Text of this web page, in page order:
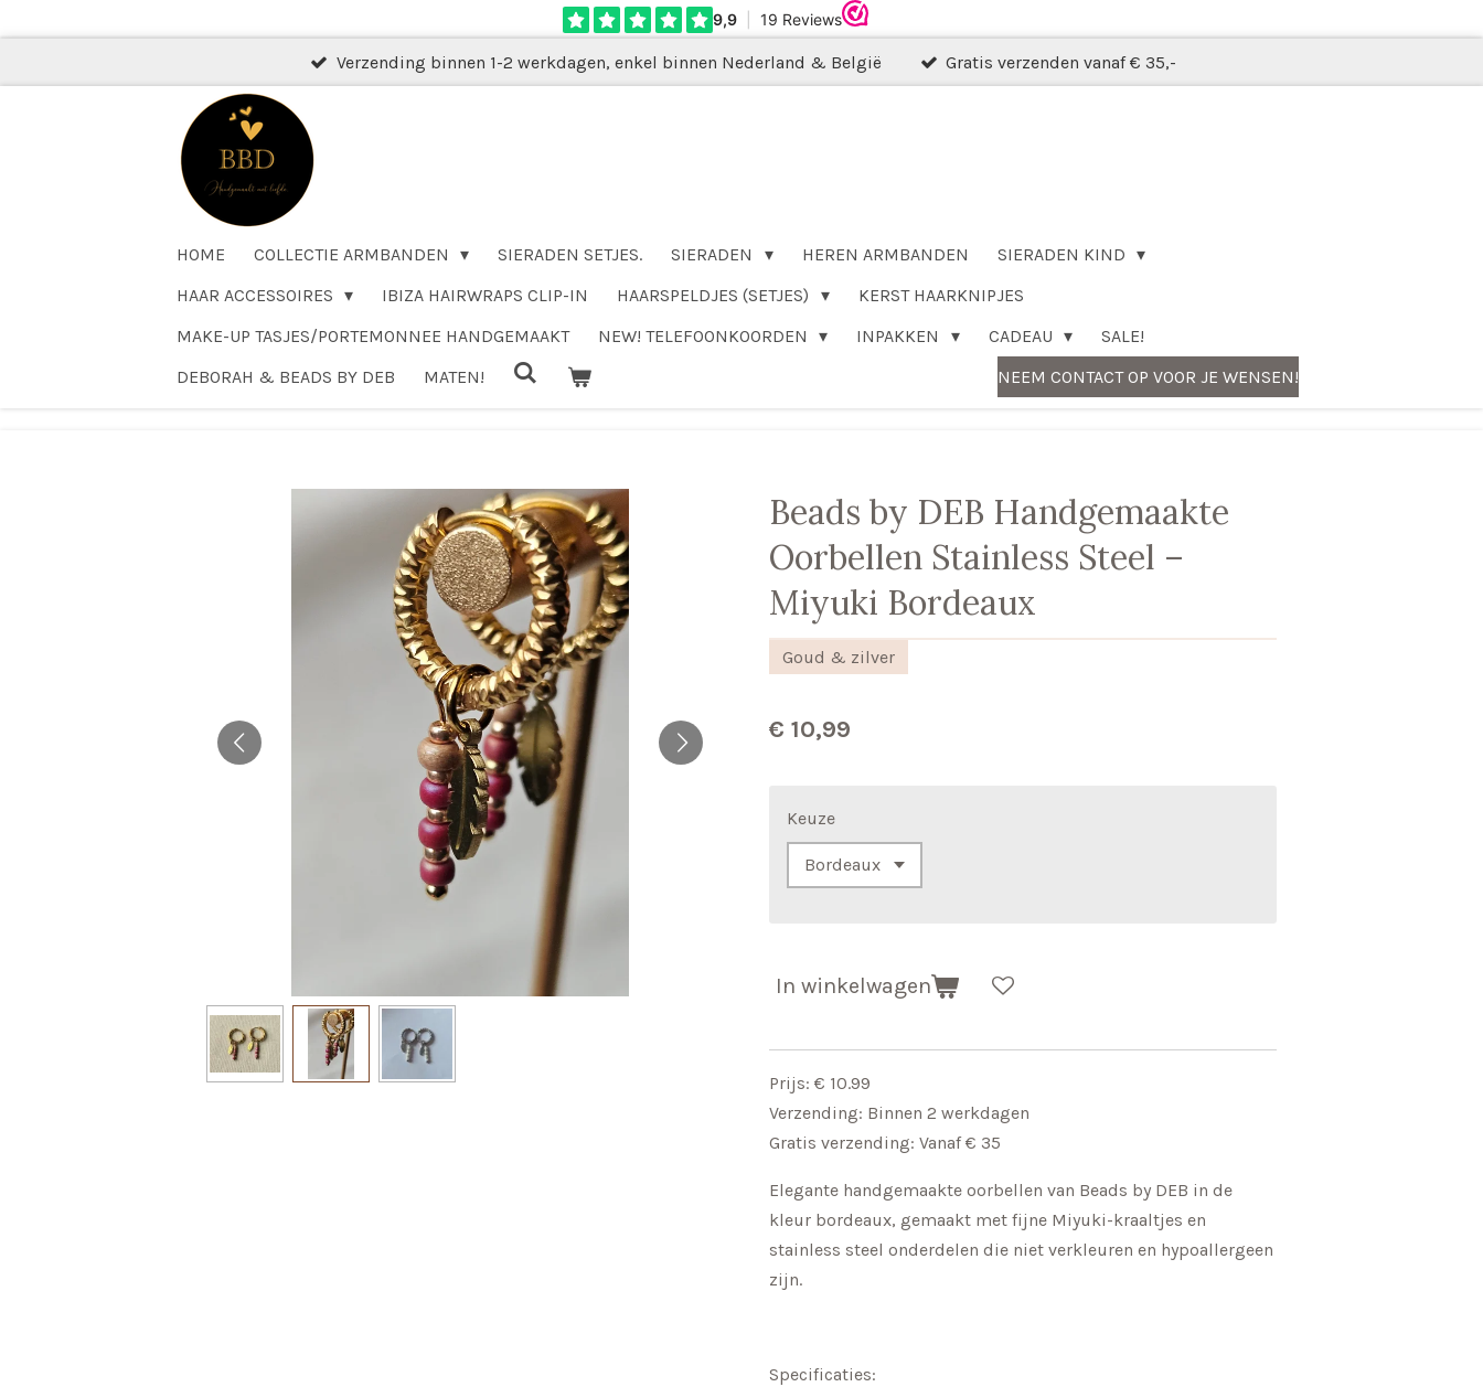
naar
Verzending binnen 1-2 werkdagen, enkel binnen Nederland & België Gratis verzenden vanaf € 35,-
HOME COLLECTIE ARMBANDEN SIERADEN SETJES. SIERADEN HEREN ARMBANDEN
SIERADEN KIND
HAAR ACCESSOIRES
IBIZA HAIRWRAPS CLIP-IN HAARSPELDJES (SETJES)
KERST HAARKNIPJES
MAKE-UP TASJES/PORTEMONNEE HANDGEMAAKT
NEW! TELEFOONKOORDEN INPAKKEN CADEAU
SALE!
DEBORAH & BEADS BY DEB
MATEN! NEEM CONTACT OP VOOR JE WENSEN!
Beads by DEB Handgemaakte
Oorbellen Stainless Steel –
Miyuki Bordeaux
Goud & zilver
€ 10,99
Keuze
In winkelwagen
Prijs: € 10.99
Verzending: Binnen 2 werkdagen
Gratis verzending: Vanaf € 35
Elegante handgemaakte oorbellen van Beads by DEB in de
kleur bordeaux, gemaakt met fijne Miyuki-kraaltjes en
stainless steel onderdelen die niet verkleuren en hypoallergeen
zijn.
Specificaties: